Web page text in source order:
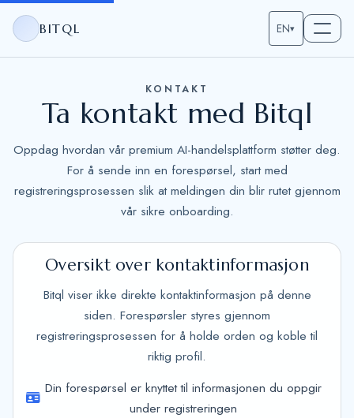
BITQL EN▾
KONTAKT
Ta kontakt med Bitql
Oppdag hvordan vår premium AI-handelsplattform støtter deg.
For å sende inn en forespørsel, start med
registreringsprosessen slik at meldingen din blir rutet gjennom
vår sikre onboarding.
Oversikt over kontaktinformasjon
Bitql viser ikke direkte kontaktinformasjon på denne
siden. Forespørsler styres gjennom
registreringsprosessen for å holde orden og koble til
riktig profil.
Din forespørsel er knyttet til informasjonen du oppgir
under registreringen